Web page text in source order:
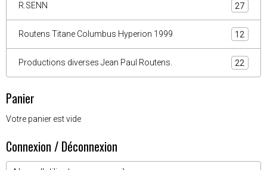
R.SENN 27
Routens Titane Columbus Hyperion 1999 12
Productions diverses Jean Paul Routens. 22
Panier
Votre panier est vide
Connexion / Déconnexion